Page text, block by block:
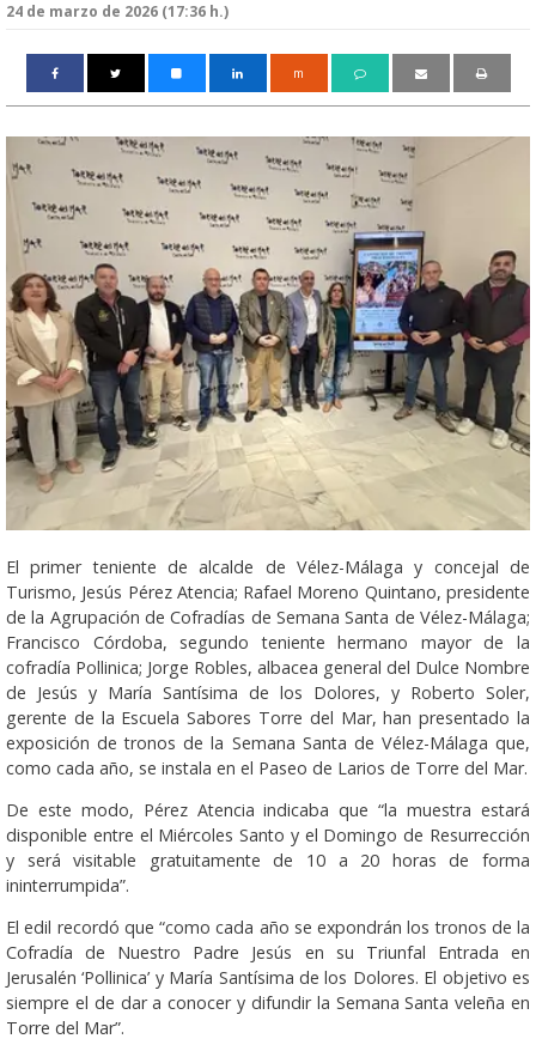
24 de marzo de 2026 (17:36 h.)
m
El primer teniente de alcalde de Vélez-Málaga y concejal de
Turismo, Jesús Pérez Atencia; Rafael Moreno Quintano, presidente
de la Agrupación de Cofradías de Semana Santa de Vélez-Málaga;
Francisco Córdoba, segundo teniente hermano mayor de la
cofradía Pollinica; Jorge Robles, albacea general del Dulce Nombre
de Jesús y María Santísima de los Dolores, y Roberto Soler,
gerente de la Escuela Sabores Torre del Mar, han presentado la
exposición de tronos de la Semana Santa de Vélez-Málaga que,
como cada año, se instala en el Paseo de Larios de Torre del Mar.
De este modo, Pérez Atencia indicaba que “la muestra estará
disponible entre el Miércoles Santo y el Domingo de Resurrección
y será visitable gratuitamente de 10 a 20 horas de forma
ininterrumpida”.
El edil recordó que “como cada año se expondrán los tronos de la
Cofradía de Nuestro Padre Jesús en su Triunfal Entrada en
Jerusalén ‘Pollinica’ y María Santísima de los Dolores. El objetivo es
siempre el de dar a conocer y difundir la Semana Santa veleña en
Torre del Mar”.